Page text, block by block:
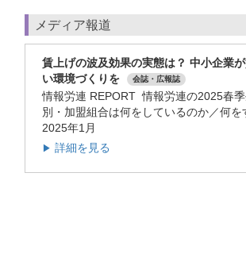
メディア報道
賃上げの波及効果の実態は？ 中小企業
い環境づくりを
会誌・広報誌
情報労連 REPORT 情報労連の2025春
別・加盟組合は何をしているのか／何を
2025年1月
▶ 詳細を見る